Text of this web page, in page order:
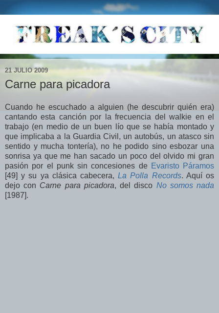
21 JULIO 2009
Carne para picadora
Cuando he escuchado a alguien (he descubrir quién era)
cantando esta canción por la frecuencia del walkie en el
trabajo (en medio de un buen lío que se había montado y
que implicaba a la Guardia Civil, un autobús, un atasco sin
sentido y mucha tontería), no he podido sino esbozar una
sonrisa ya que me han sacado un poco del olvido mi gran
pasión por el punk sin concesiones de Evaristo Páramos
[49] y su ya clásica cabecera,La Polla Records. Aquí os
dejo con Carne para picadora, del disco No somos nada
[1987].